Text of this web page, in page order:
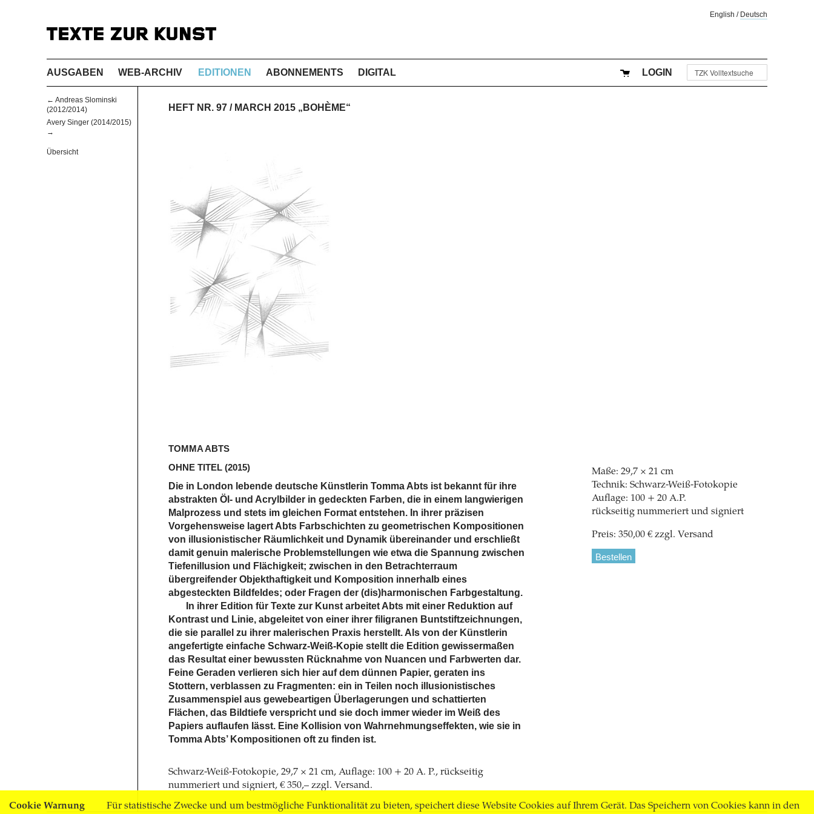
Cookie Warnung Für statistische Zwecke und um bestmögliche Funktionalität zu bieten, speichert diese Website Cookies auf Ihrem Gerät. Das Speichern von Cookies kann in den
English / Deutsch
AUSGABEN WEB-ARCHIV EDITIONEN ABONNEMENTS DIGITAL LOGIN
← Andreas Slominski
(2012/2014)
Avery Singer (2014/2015)
→
Übersicht
HEFT NR. 97 / MARCH 2015 „BOHÈME“
TOMMA ABTS
OHNE TITEL (2015)
Die in London lebende deutsche Künstlerin Tomma Abts ist bekannt für ihre
abstrakten Öl- und Acrylbilder in gedeckten Farben, die in einem langwierigen
Malprozess und stets im gleichen Format entstehen. In ihrer präzisen
Vorgehensweise lagert Abts Farbschichten zu geometrischen Kompositionen
von illusionistischer Räumlichkeit und Dynamik übereinander und erschließt
damit genuin malerische Problemstellungen wie etwa die Spannung zwischen
Tiefenillusion und Flächigkeit; zwischen in den Betrachterraum
übergreifender Objekthaftigkeit und Komposition innerhalb eines
abgesteckten Bildfeldes; oder Fragen der (dis)harmonischen Farbgestaltung.
In ihrer Edition für Texte zur Kunst arbeitet Abts mit einer Reduktion auf
Kontrast und Linie, abgeleitet von einer ihrer filigranen Buntstiftzeichnungen,
die sie parallel zu ihrer malerischen Praxis herstellt. Als von der Künstlerin
angefertigte einfache Schwarz-Weiß-Kopie stellt die Edition gewissermaßen
das Resultat einer bewussten Rücknahme von Nuancen und Farbwerten dar.
Feine Geraden verlieren sich hier auf dem dünnen Papier, geraten ins
Stottern, verblassen zu Fragmenten: ein in Teilen noch illusionistisches
Zusammenspiel aus gewebeartigen Überlagerungen und schattierten
Flächen, das Bildtiefe verspricht und sie doch immer wieder im Weiß des
Papiers auflaufen lässt. Eine Kollision von Wahrnehmungseffekten, wie sie in
Tomma Abts’ Kompositionen oft zu finden ist.
Schwarz-Weiß-Fotokopie, 29,7 × 21 cm, Auflage: 100 + 20 A. P., rückseitig
nummeriert und signiert, € 350,– zzgl. Versand.
Maße: 29,7 × 21 cm
Technik: Schwarz-Weiß-Fotokopie
Auflage: 100 + 20 A.P.
rückseitig nummeriert und signiert
Preis: 350,00 € zzgl. Versand
Bestellen